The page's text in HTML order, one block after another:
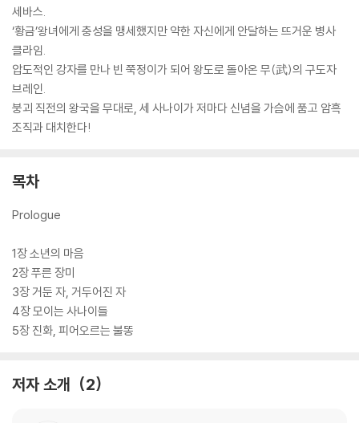
세바스.
‘황금’왕녀에게 충성을 맹세했지만 약한 자신에게 안달하는 뜨거운 병사
클라임.
압도적인 강자를 만나 빈 쭉정이가 되어 왕도로 돌아온 무(武)의 구도자
브레인.
붕괴 직전의 왕국을 무대로, 세 사나이가 저마다 신념을 가슴에 품고 암흑
조직과 대치한다!
목차
Prologue
1장 소년의 마음
2장 푸른 장미
3장 거둔 자, 거두어진 자
4장 모이는 사나이들
5장 진화, 피어오르는 불똥
저자 소개 2